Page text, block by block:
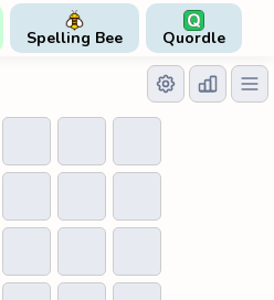
Spelling Bee Quordle